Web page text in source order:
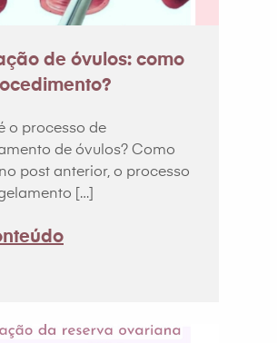
de óvulos: como
o processo de
de óvulos? Como
post anterior, o processo
[…]